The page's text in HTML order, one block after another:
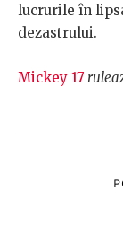
lucrurile în
dezastrului.
Mickey 17